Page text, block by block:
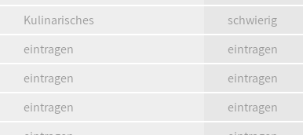
Kulinarisches
schwierig
eintragen
eintragen
eintragen
eintragen
eintragen
eintragen